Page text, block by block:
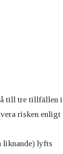
till tre tillfällen i
risken enligt
liknande) lyfts